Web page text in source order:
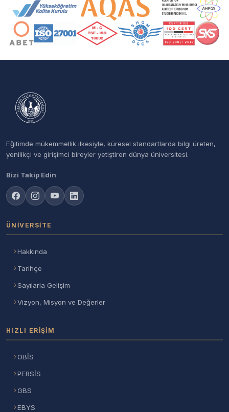
Akreditasyon ve Üyelik Logoları
Eğitimde mükemmellik ilkesiyle, küresel standartlarda bilgi üreten,
yenilikçi ve girişimci bireyler yetiştiren dünya üniversitesi.
Bizi Takip Edin
ÜNIVERSITE
Hakkında
Tarihçe
Sayılarla Gelişim
Vizyon, Misyon ve Değerler
HIZLI ERIŞIM
OBİS
PERSİS
GBS
EBYS